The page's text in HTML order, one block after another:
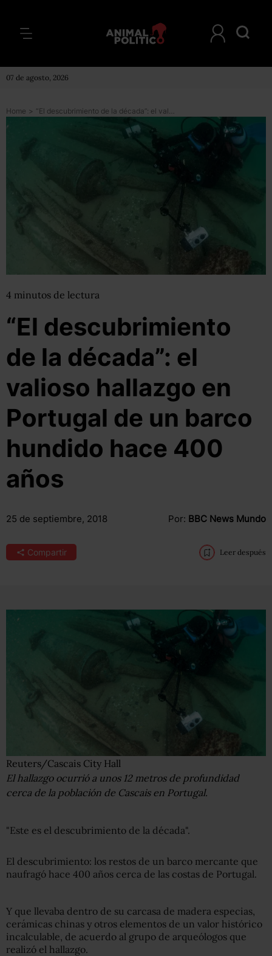
07 de agosto, 2026
Home > “El descubrimiento de la década”: el valioso hallazgo en Portugal de un barco hundido hace 400 años
4 minutos de lectura
“El descubrimiento
de la década”: el
valioso hallazgo en
Portugal de un barco
hundido hace 400
años
25 de septiembre, 2018 Por: BBC News Mundo
Compartir Leer después
Reuters/Cascais City Hall
El hallazgo ocurrió a unos 12 metros de profundidad
cerca de la población de Cascais en Portugal.
"Este es el descubrimiento de la década".
El descubrimiento: los restos de un barco mercante que
naufragó hace 400 años cerca de las costas de Portugal.
Y que llevaba dentro de su carcasa de madera especias,
cerámicas chinas y otros elementos de un valor histórico
incalculable, de acuerdo al grupo de arqueólogos que
realizó el hallazgo.